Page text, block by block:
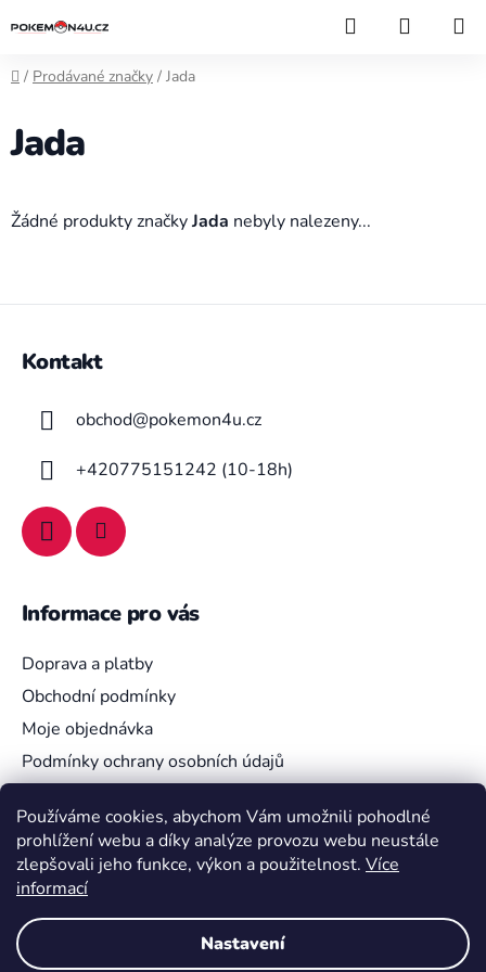
Používáme cookies, abychom Vám umožnili pohodlné
prohlížení webu a díky analýze provozu webu neustále
zlepšovali jeho funkce, výkon a použitelnost. Více
informací
Nastavení
na
Hledat
Domů
/ Prodávané značky / Jada
Jada
Žádné produkty značkyJada nebyly nalezeny...
Kontakt
obchod@pokemon4u.cz
+420775151242 (10-18h)
Informace pro vás
Doprava a platby
Obchodní podmínky
Moje objednávka
Podmínky ochrany osobních údajů
Vyhledávání
HLEDAT